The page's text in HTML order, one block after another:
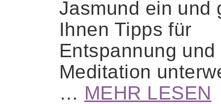
Jasmund ein und
Ihnen Tipps für
Entspannung und
Meditation
… MEHR LESEN